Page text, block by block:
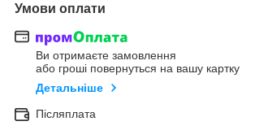
Умови оплати
Ви отримаєте замовлення
або гроші повернуться на вашу картку
Детальніше
Післяплата